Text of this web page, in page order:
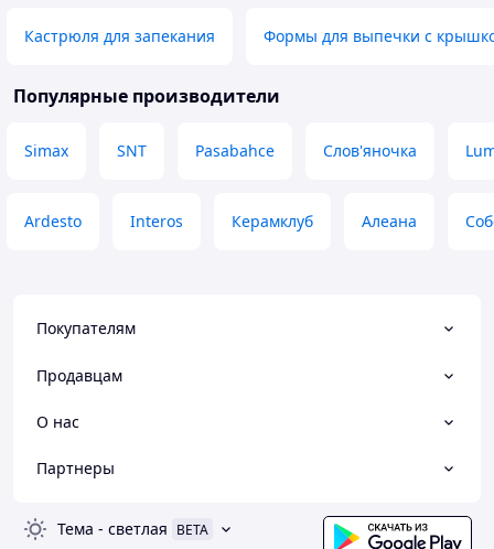
Кастрюля для запекания Формы для выпечки с
Популярные производители
Simax SNT Pasabahce Слов'яночка
Ardesto Interos Керамклуб Алеана
Покупателям
Продавцам
О нас
Партнеры
Тема - светлая BETA